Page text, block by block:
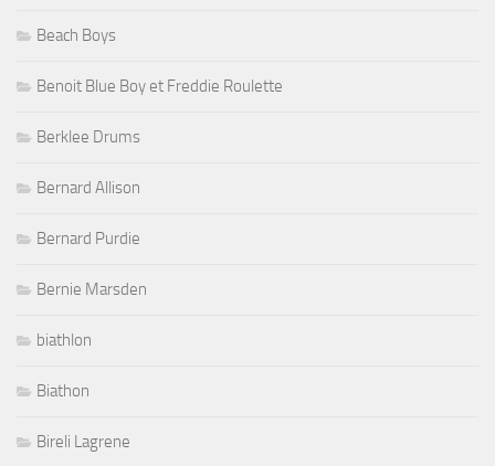
Beach Boys
Benoit Blue Boy et Freddie Roulette
Berklee Drums
Bernard Allison
Bernard Purdie
Bernie Marsden
biathlon
Biathon
Bireli Lagrene